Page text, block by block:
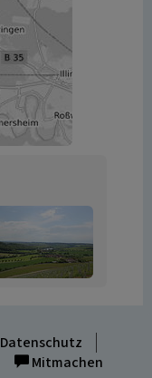
Datenschutz
Mitmachen